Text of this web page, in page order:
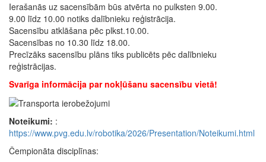
Ierašanās uz sacensībām būs atvērta no pulksten 9.00.
9.00 līdz 10.00 notiks dalībnieku reģistrācija.
Sacensību atklāšana pēc plkst.10.00.
Sacensības no 10.30 līdz 18.00.
Precīzāks sacensību plāns tiks publicēts pēc dalībnieku
reģistrācijas.
Svarīga informācija par nokļūšanu sacensību vietā!
Noteikumi: :
https://www.pvg.edu.lv/robotika/2026/Presentation/Noteikumi.html
Čempionāta disciplīnas: